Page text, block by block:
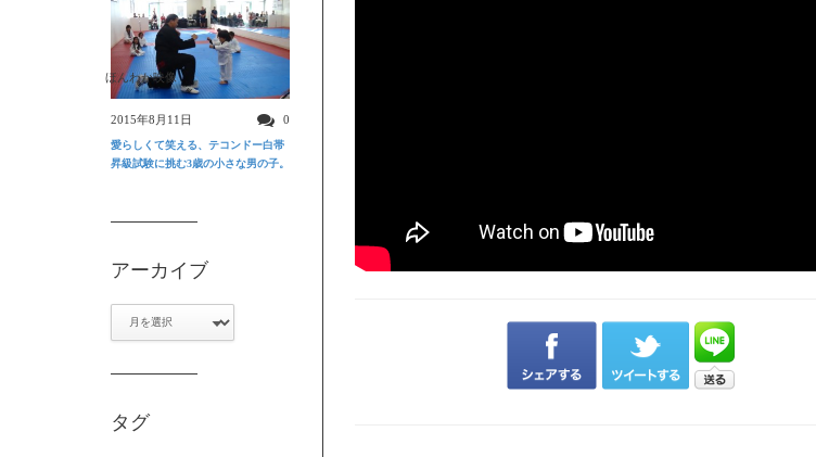
ほんわか映像
2015年8月11日 0
愛らしくて笑える、テコンドー白帯
昇級試験に挑む3歳の小さな男の子。
アーカイブ
タグ